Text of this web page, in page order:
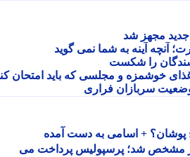
مجهز شد
آینه به شما نمی گوید
را شکست
سربازان فراری
مشخص شد؛ پرسپولیس پرداخت می